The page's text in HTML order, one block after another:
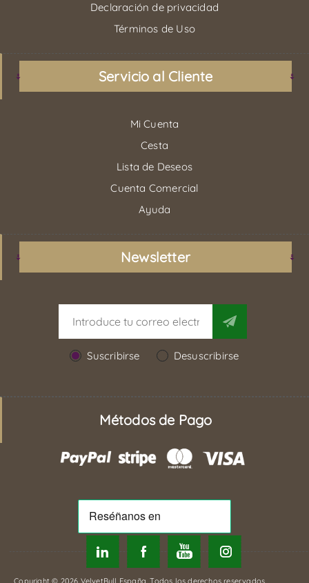
Declaración de privacidad
Términos de Uso
Servicio al Cliente
Mi Cuenta
Cesta
Lista de Deseos
Cuenta Comercial
Ayuda
Newsletter
Suscribirse Desuscribirse
Métodos de Pago